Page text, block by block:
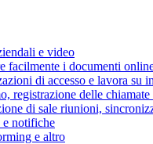
e video
facilmente i documenti
di accesso e lavora su
registrazione delle
di sale riunioni,
e notifiche
e altro